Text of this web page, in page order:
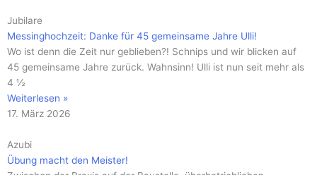
Jubilare
Messinghochzeit: Danke für 45 gemeinsame Jahre Ulli!
Wo ist denn die Zeit nur geblieben?! Schnips und wir blicken auf
45 gemeinsame Jahre zurück. Wahnsinn! Ulli ist nun seit mehr als
4 ½
Weiterlesen »
17. März 2026
Azubi
Übung macht den Meister!